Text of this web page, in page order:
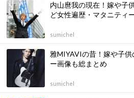
内山麿我の現在！嫁や子
ど女性遍歴・マタニティ
sumichel
雅MIYAVIの昔！嫁や子
ー画像も総まとめ
sumichel